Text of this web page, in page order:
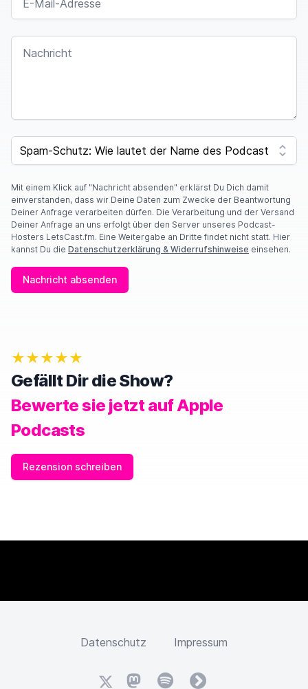
NACHRICHT
SPAM CAPTCHA
Mit einem Klick auf "Nachricht absenden" erklärst Du Dich damit
einverstanden, dass wir Deine Daten zum Zwecke der Beantwortung
Deiner Anfrage verarbeiten dürfen. Die Verarbeitung und der Versand
Deiner Anfrage an uns erfolgt über den Server unseres Podcast-
Hosters LetsCast.fm. Eine Weitergabe an Dritte findet nicht statt. Hier
kannst Du die Datenschutzerklärung & Widerrufshinweise einsehen.
Nachricht absenden
★★★★★
Gefällt Dir die Show?
Bewerte sie jetzt auf Apple
Podcasts
Rezension schreiben
Datenschutz Impressum
X MastodonSpotifyfyyd